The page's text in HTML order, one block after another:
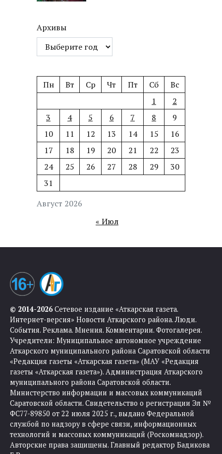
Архивы
Август 2026
Пн Вт Ср Чт Пт Сб
Вс
1
2
3
4 5 6 7 8
9
10
11 12 13 14 15
16
17
18 19 20 21 22
23
24
25 26 27 28 29
30
31
« Июл
© 2014-2026Сетевое издание «Аткарская газета.
Интернет-версия» Новости Аткарского района. Люди.
События. Реклама. Мнения. Комментарии. Фотогалерея.
Учредители: Муниципальное автономное учреждение
Аткарского муниципального района Саратовской области
«Редакция газеты «Аткарская газета» (МАУ «Редакция
газеты «Аткарская газета»). Администрация Аткарского
муниципального района Саратовской области.
Министерство информации и массовых коммуникаций
Саратовской области. Свидетельство о регистрации Эл №
ФС77-89850 от 22 июля 2025 г., выдано Федеральной
службой по надзору в сфере связи, информационных
технологий и массовых коммуникаций (Роскомнадзор).
Авторские права защищены. Главный редактор Бадикова